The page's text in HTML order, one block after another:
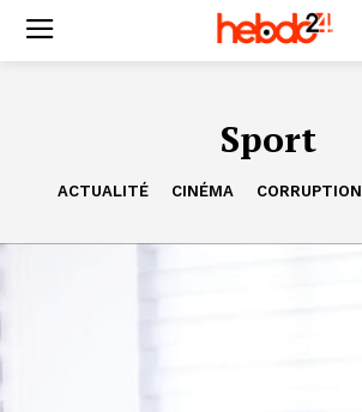
Sport
ACTUALITÉ CINÉMA CORRUPTION